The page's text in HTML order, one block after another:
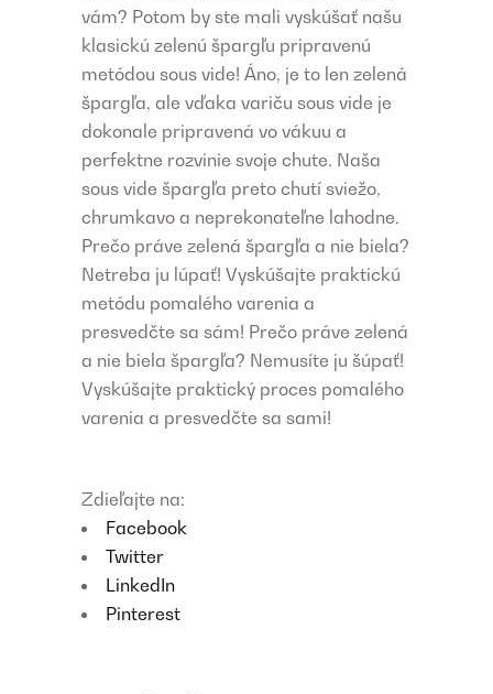
vám? Potom by ste mali vyskúšať našu
klasickú zelenú špargľu pripravenú
metódou sous vide! Áno, je to len zelená
špargľa, ale vďaka variču sous vide je
dokonale pripravená vo vákuu a
perfektne rozvinie svoje chute. Naša
sous vide špargľa preto chutí sviežo,
chrumkavo a neprekonateľne lahodne.
Prečo práve zelená špargľa a nie biela?
Netreba ju lúpať! Vyskúšajte praktickú
metódu pomalého varenia a
presvedčte sa sám! Prečo práve zelená
a nie biela špargľa? Nemusíte ju šúpať!
Vyskúšajte praktický proces pomalého
varenia a presvedčte sa sami!
Zdieľajte na:
Facebook
Twitter
LinkedIn
Pinterest